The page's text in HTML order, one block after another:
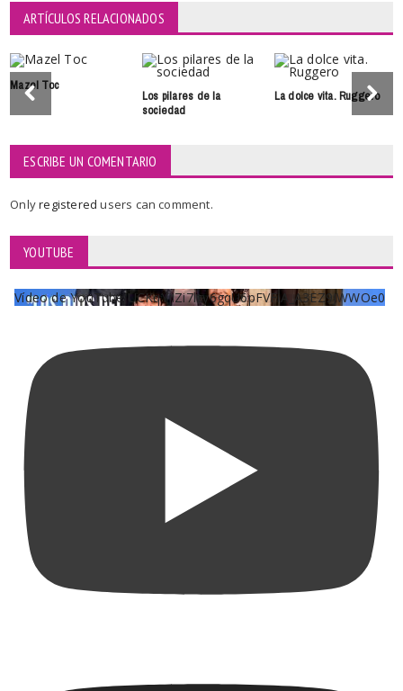
ARTÍCULOS RELACIONADOS
Mazel Toc
Los pilares de la
sociedad
La dolce vita. Ruggero
ESCRIBE UN COMENTARIO
Onlyregisteredusers can comment.
YOUTUBE
Vídeo de YouTube UCKqYjiZi7lzy6gqU6pFVFiA_A3EZ9JWWOe0